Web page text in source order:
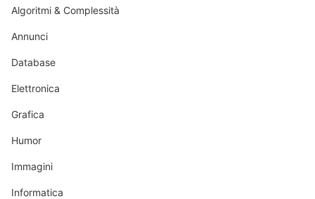
Algoritmi & Complessità
Annunci
Database
Elettronica
Grafica
Humor
Immagini
Informatica